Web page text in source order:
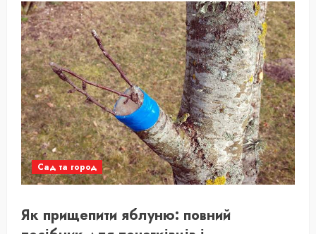
Сад та город
Як прищепити яблуню: повний